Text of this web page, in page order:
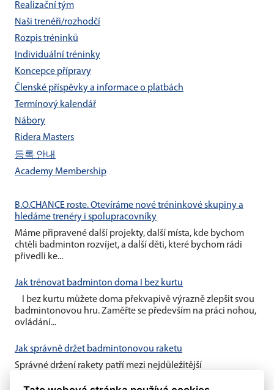
Realizační tým
Naši trenéři/rozhodčí
Rozpis tréninků
Individuální tréninky
Koncepce přípravy
Členské příspěvky a informace o platbách
Termínový kalendář
Nábory
Ridera Masters
등록 안내
Academy Membership
B.O.CHANCE roste. Otevíráme nové tréninkové skupiny a
hledáme trenéry i spolupracovníky
Máme připravené další projekty, další místa, kde bychom
chtěli badminton rozvíjet, a další děti, které bychom rádi
přivedli ke...
Jak trénovat badminton doma I bez kurtu
I bez kurtu můžete doma překvapivě výrazně zlepšit svou
badmintonovou hru. Zaměřte se především na práci nohou,
ovládání...
Jak správně držet badmintonovou raketu
Správné držení rakety patří mezi nejdůležitější